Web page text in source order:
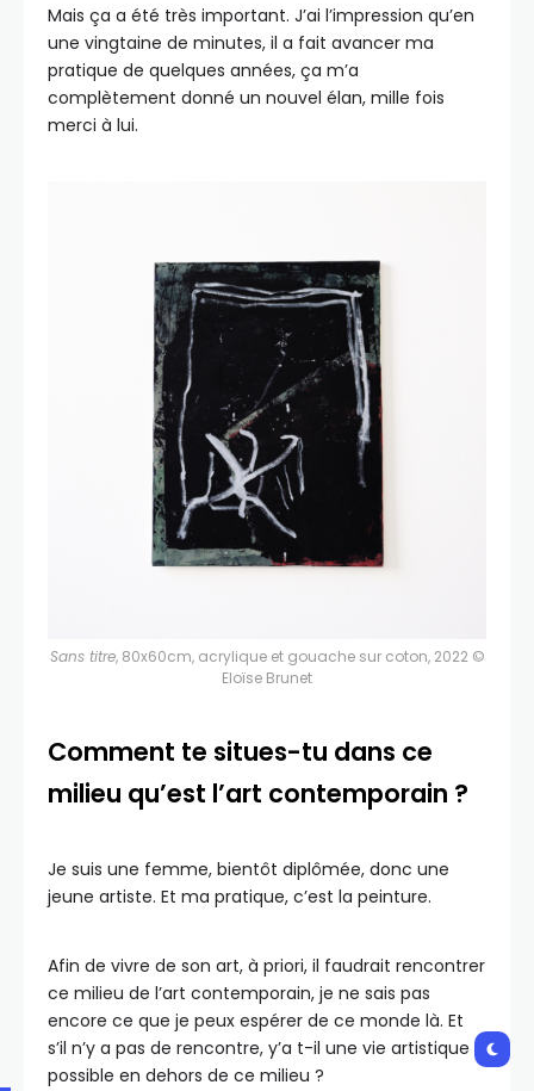
Mais ça a été très important. J’ai l’impression qu’en
une vingtaine de minutes, il a fait avancer ma
pratique de quelques années, ça m’a
complètement donné un nouvel élan, mille fois
merci à lui.
Sans titre, 80x60cm, acrylique et gouache sur coton, 2022 ©
Eloïse Brunet
Comment te situes-tu dans ce
milieu qu’est l’art contemporain ?
Je suis une femme, bientôt diplômée, donc une
jeune artiste. Et ma pratique, c’est la peinture.
Afin de vivre de son art, à priori, il faudrait rencontrer
ce milieu de l’art contemporain, je ne sais pas
encore ce que je peux espérer de ce monde là. Et
s’il n’y a pas de rencontre, y’a t-il une vie artistique
possible en dehors de ce milieu ?